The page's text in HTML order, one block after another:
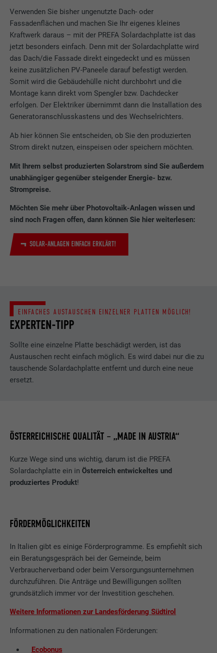
Verwenden Sie bisher ungenutzte Dach- oder
Fassadenflächen und machen Sie Ihr eigenes kleines
Kraftwerk daraus – mit der PREFA Solardachplatte ist das
jetzt besonders einfach. Denn mit der Solardachplatte wird
das Dach/die Fassade direkt eingedeckt und es müssen
keine zusätzlichen PV-Paneele darauf befestigt werden.
Somit wird die Gebäudehülle nicht durchbohrt und die
Montage kann direkt vom Spengler bzw. Dachdecker
erfolgen. Der Elektriker übernimmt dann die Installation des
Generatoranschlusskastens und des Wechselrichters.
Ab hier können Sie entscheiden, ob Sie den produzierten
Strom direkt nutzen, einspeisen oder speichern möchten.
Mit Ihrem selbst produzierten Solarstrom sind Sie außerdem
unabhängiger gegenüber steigender Energie- bzw.
Strompreise.
Möchten Sie mehr über Photovoltaik-Anlagen wissen und
sind noch Fragen offen, dann können Sie hier weiterlesen:
SOLAR-ANLAGEN EINFACH ERKLÄRT!
EXPERTEN-TIPP
EINFACHES AUSTAUSCHEN EINZELNER PLATTEN MÖGLICH!
Sollte eine einzelne Platte beschädigt werden, ist das
Austauschen recht einfach möglich. Es wird dabei nur die zu
tauschende Solardachplatte entfernt und durch eine neue
ersetzt.
ÖSTERREICHISCHE QUALITÄT – „MADE IN AUSTRIA“
Kurze Wege sind uns wichtig, darum ist die PREFA
Solardachplatte ein in Österreich entwickeltes und
produziertes Produkt!
FÖRDERMÖGLICHKEITEN
In Italien gibt es einige Förderprogramme. Es empfiehlt sich
ein Beratungsgespräch bei der Gemeinde, beim
Verbraucherverband oder beim Versorgungsunternehmen
durchzuführen. Die Anträge und Bewilligungen sollten
grundsätzlich immer vor der Investition geschehen.
Weitere Informationen zur Landesförderung Südtirol
Informationen zu den nationalen Förderungen:
Ecobonus
Anbieter doubleclick.net
Laufzeit 1 Jahr
Zweck
Verwendet von Google DoubleClick, um die
Handlungen des Benutzers auf der
Webseite nach der Anzeige oder dem
Klicken auf eine der Anzeigen des Anbieters
zu registrieren und zu melden, mit dem
Zweck der Messung der Wirksamkeit einer
Werbung für den Benutzer.
Name _pin_unauth
Anbieter
Laufzeit 1 Jahr
Wird von Pinterest verwendet, um die
Nutzung der Dienste zu verfolgen.
Laufzeit 1 Monat
Zweck
Cookie, der verwendet wird, um einzelne
Clients hinter einer gemeinsamen IP-
Adresse zu identifizieren und
Sicherheitseinstellungen auf Client-Basis
Anbieter Adsymptotic.com
Laufzeit 3 Monate
Zweck Browser ID-Cookie
Laufzeit 3 Monate
Zweck Browser ID-Cookie
Name GPS